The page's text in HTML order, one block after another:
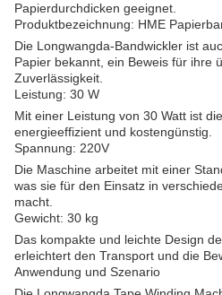
Papierdurchdicken geeignet.
Produktbezeichnung: HME
Die Longwangda-Bandwickler ist
Papier bekannt, ein Beweis für ihre
Zuverlässigkeit.
Leistung: 30 W
Mit einer Leistung von 30 Watt ist
energieeffizient und kostengünstig.
Spannung: 220V
Die Maschine arbeitet mit einer
was sie für den Einsatz in
macht.
Gewicht: 30 kg
Das kompakte und leichte Design
erleichtert den Transport und die
Anwendung und Szenario